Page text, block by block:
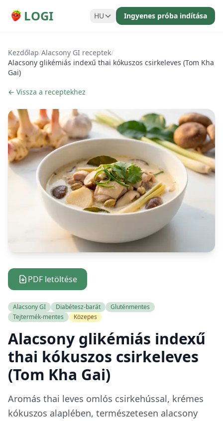
LOGI HU Ingyenes próba indítása
Kezdőlap/Alacsony GI receptek/
Alacsony glikémiás indexű thai kókuszos csirkeleves (Tom Kha
Gai)
← Vissza a receptekhez
PDF letöltése
Alacsony GI Diabétesz-barát
Gluténmentes
Tejtermék-mentes
Közepes
Alacsony glikémiás indexű
thai kókuszos csirkeleves
(Tom Kha Gai)
Aromás thai leves omlós csirkehússal, krémes
kókuszos alaplében, természetesen alacsony